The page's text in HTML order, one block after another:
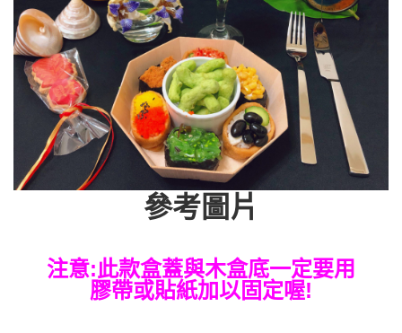
參考圖片
注意:此款盒蓋與木盒底一定要用
膠帶或貼紙加以固定喔!